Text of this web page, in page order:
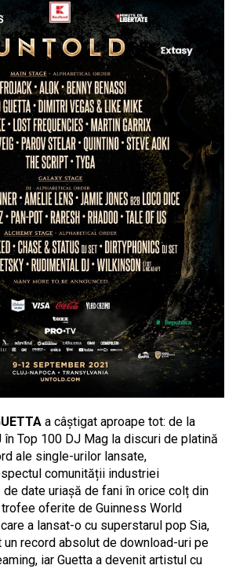
a câștigat aproape tot: de la
în Top 100 DJ Mag la discuri de platină
ale single-urilor lansate,
comunității industriei
date uriașă de fani în orice colț din
trofee oferite de Guinness World
a lansat-o cu superstarul pop Sia,
record absolut de download-uri pe
iar Guetta a devenit artistul cu